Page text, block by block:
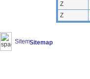
Z
Z
Sitemap